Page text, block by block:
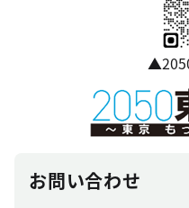
お問い合わせ